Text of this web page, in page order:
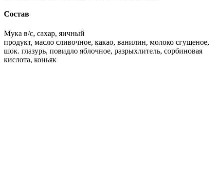
Состав
Мука в/с, сахар, яичный
продукт, масло сливочное, какао, ванилин, молоко сгущеное,
шок. глазурь, повидло яблочное, разрыхлитель, сорбиновая
кислота, коньяк